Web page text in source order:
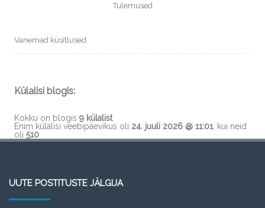
Tulemused
Vanemad küsitlused
Külalisi blogis:
Kokku on blogis 9 külalist.
Enim külalisi veebipäevikus oli 24. juuli 2026 @ 11:01 , kui neid
oli 510
UUTE POSTITUSTE JÄLGIJA